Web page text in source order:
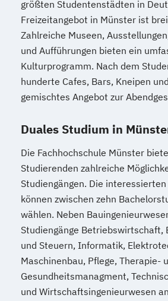
größten Studentenstädten in
Freizeitangebot in Münster ist
Zahlreiche Museen,
und Aufführungen bieten ein
Kulturprogramm. Nach dem
hunderte Cafes, Bars, Kneipen
gemischtes Angebot zur
Duales Studium in
Die Fachhochschule Münster
Studierenden zahlreiche
Studiengängen. Die
können zwischen zehn
wählen. Neben
Studiengänge
und Steuern, Informatik,
Maschinenbau, Pflege, Therapie-
Gesundheitsmanagment,
und Wirtschaftsingenieurwesen